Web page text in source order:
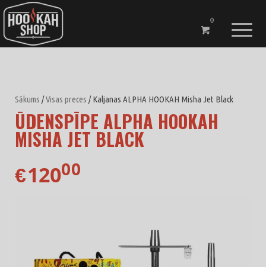
0
Sākums /Visas preces / Kaljanas ALPHA HOOKAH Misha Jet Black
ŪDENSPĪPE ALPHA HOOKAH
MISHA JET BLACK
€12000